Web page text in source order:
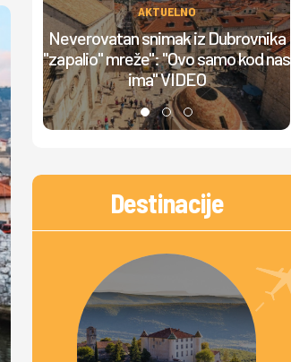
AKTUELNO
Neverovatan snimak iz Dubrovnika
"zapalio" mreže": "Ovo samo kod nas
ima" VIDEO
Destinacije